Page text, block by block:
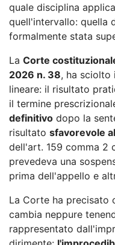
quale disciplina
quell'intervallo: quella
formalmente stata
La Corte
2026 n. 38, ha sciolto
lineare: il risultato
il termine
definitivo dopo la
risultato sfavorevole
dell'art. 159 comma 2
prevedeva una
prima dell'appello e
La Corte ha precisato
cambia neppure
rappresentato